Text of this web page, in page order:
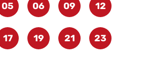
05 06 09 12
17 19 21 23